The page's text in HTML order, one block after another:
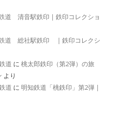
道 清音駅鉄印 | 鉄印コレクショ
道 総社駅鉄印 | 鉄印コレクシ
道 に 桃太郎鉄印（第2弾）の旅
より
道 に 明知鉄道「桃鉄印」第2弾 |